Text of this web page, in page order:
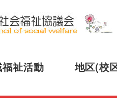
祉活動 地区(校